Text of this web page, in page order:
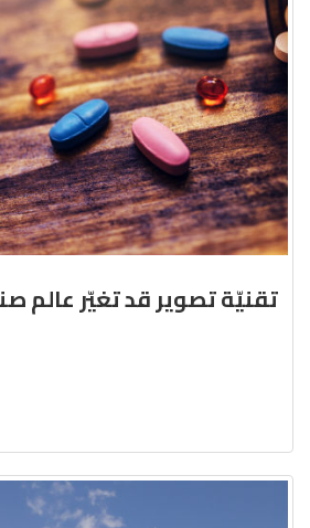
تقنيّة تصوير قد تغيّر عالم